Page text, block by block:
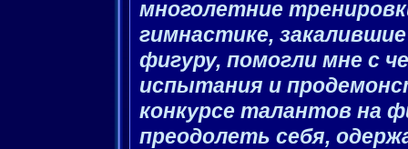
многолетние
гимнастике,
фигуру, помогли мне с
испытания и
конкурсе талантов на
преодолеть себя,